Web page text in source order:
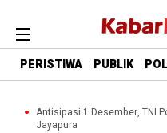
PERISTIWA PUBLIK
Antisipasi 1 Desember, TNI
Jayapura